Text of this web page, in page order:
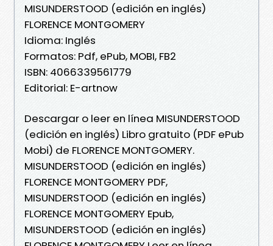
MISUNDERSTOOD (edición en inglés)
FLORENCE MONTGOMERY
Idioma: Inglés
Formatos: Pdf, ePub, MOBI, FB2
ISBN: 4066339561779
Editorial: E-artnow
Descargar o leer en línea MISUNDERSTOOD
(edición en inglés) Libro gratuito (PDF ePub
Mobi) de FLORENCE MONTGOMERY.
MISUNDERSTOOD (edición en inglés)
FLORENCE MONTGOMERY PDF,
MISUNDERSTOOD (edición en inglés)
FLORENCE MONTGOMERY Epub,
MISUNDERSTOOD (edición en inglés)